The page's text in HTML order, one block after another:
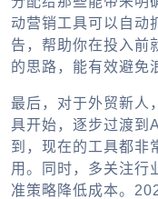
动营销工具可以自动
告，帮助你在投入前
的思路，能有效避免
最后，对于外贸新人
具开始，逐步过渡到
到，现在的工具都非
用。同时，多关注行
准策略降低成本。